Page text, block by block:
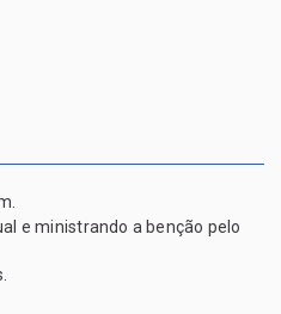
e ministrando a benção pelo